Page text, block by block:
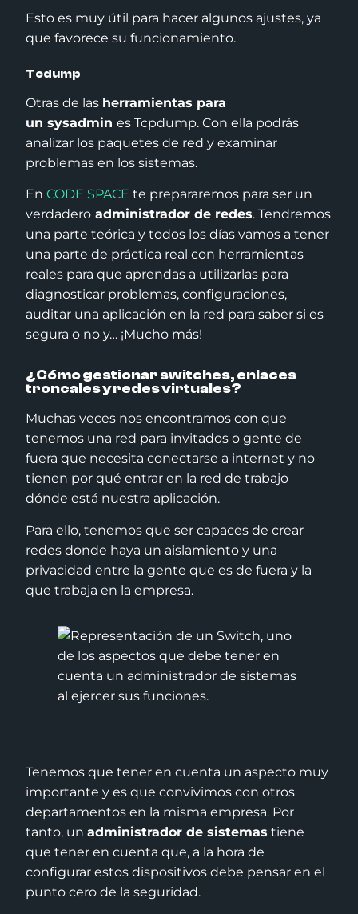
Esto es muy útil para hacer algunos ajustes, ya
que favorece su funcionamiento.
Tcdump
Otras de las herramientas para
un sysadmines Tcpdump. Con ella podrás
analizar los paquetes de red y examinar
problemas en los sistemas.
EnCODE SPACE te prepararemos para ser un
verdadero administrador de redes. Tendremos
una parte teórica y todos los días vamos a tener
una parte de práctica real con herramientas
reales para que aprendas a utilizarlas para
diagnosticar problemas, configuraciones,
auditar una aplicación en la red para saber si es
segura o no y… ¡Mucho más!
¿Cómo gestionar switches, enlaces
troncales y redes virtuales?
Muchas veces nos encontramos con que
tenemos una red para invitados o gente de
fuera que necesita conectarse a internet y no
tienen por qué entrar en la red de trabajo
dónde está nuestra aplicación.
Para ello, tenemos que ser capaces de crear
redes donde haya un aislamiento y una
privacidad entre la gente que es de fuera y la
que trabaja en la empresa.
Tenemos que tener en cuenta un aspecto muy
importante y es que convivimos con otros
departamentos en la misma empresa. Por
tanto, unadministrador de sistemas tiene
que tener en cuenta que, a la hora de
configurar estos dispositivos debe pensar en el
punto cero de la seguridad.